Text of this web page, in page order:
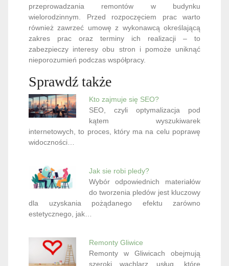
przeprowadzania remontów w budynku
wielorodzinnym. Przed rozpoczęciem prac warto
również zawrzeć umowę z wykonawcą określającą
zakres prac oraz terminy ich realizacji – to
zabezpieczy interesy obu stron i pomoże uniknąć
nieporozumień podczas współpracy.
Sprawdź także
Kto zajmuje się SEO?
SEO, czyli optymalizacja pod
kątem wyszukiwarek
internetowych, to proces, który ma na celu poprawę
widoczności…
Jak sie robi pledy?
Wybór odpowiednich materiałów
do tworzenia pledów jest kluczowy
dla uzyskania pożądanego efektu zarówno
estetycznego, jak…
Remonty Gliwice
Remonty w Gliwicach obejmują
szeroki wachlarz usług, które